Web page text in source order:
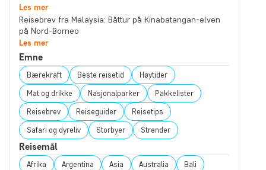
Les mer
Reisebrev fra Malaysia: Båttur på Kinabatangan-elven
på Nord-Borneo
Les mer
Emne
Bærekraft Beste reisetid Høytider
Mat og drikke Nasjonalparker Pakkelister
Reisebrev Reiseguider Reisetips
Safari og dyreliv Storbyer Strender
Reisemål
Afrika Argentina Asia Australia Bali